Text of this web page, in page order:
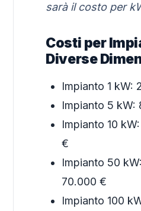
sarà il costo per
Costi per
Diverse
Impianto 1 kW:
Impianto 5 kW:
Impianto 10
€
Impianto 50
70.000 €
Impianto 100